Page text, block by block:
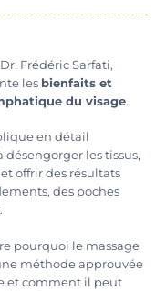
Frédéric Sarfati,
les bienfaits et
du visage.
en détail
les tissus,
offrir des résultats
des poches
pourquoi le massage
méthode approuvée
et comment il peut